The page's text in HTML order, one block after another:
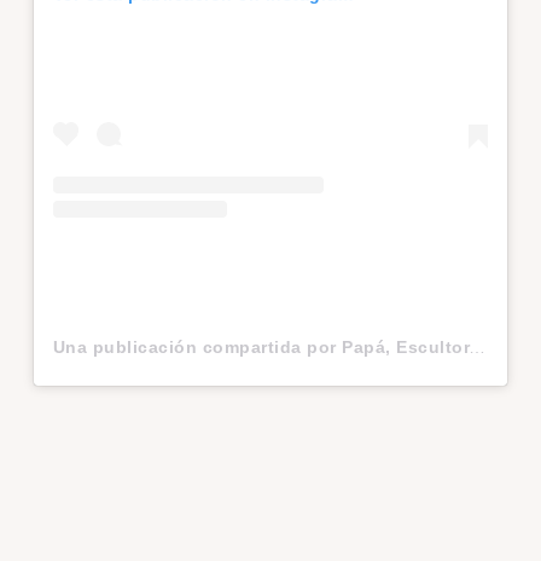
Una publicación compartida por Papá, Escultor, DIYer (@javier1miranda)